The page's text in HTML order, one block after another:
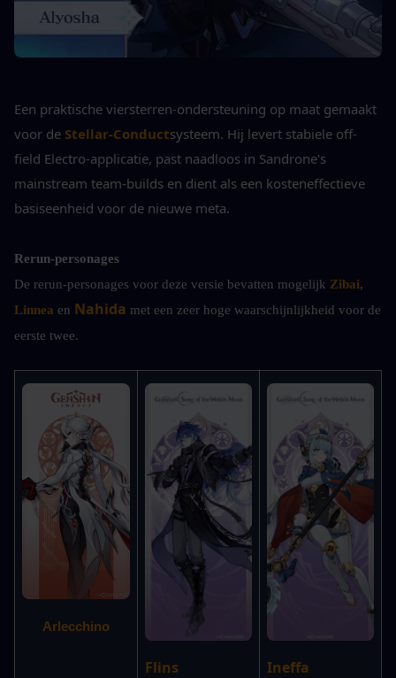
Een praktische viersterren-ondersteuning op maat gemaakt
voor de Stellar-Conductsysteem. Hij levert stabiele off-
field Electro-applicatie, past naadloos in Sandrone's
mainstream team-builds en dient als een kosteneffectieve
basiseenheid voor de nieuwe meta.
Rerun-personages
De rerun-personages voor deze versie bevatten mogelijk Zibai
Linnea en Nahida met een zeer hoge waarschijnlijkheid voor de
eerste twee.
Arlecchino
Flins Ineffa